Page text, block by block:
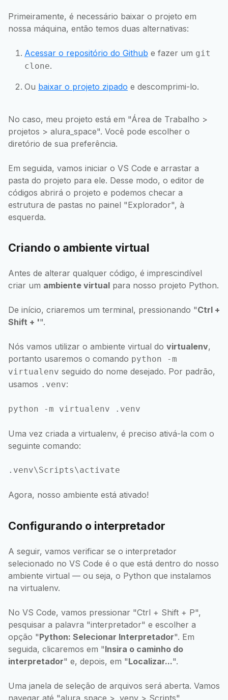
Primeiramente, é necessário baixar o projeto em
nossa máquina, então temos duas alternativas:
Acessar o repositório do Github e fazer um git
clone.
Ou baixar o projeto zipado e descomprimi-lo.
No caso, meu projeto está em "Área de Trabalho >
projetos > alura_space". Você pode escolher o
diretório de sua preferência.
Em seguida, vamos iniciar o VS Code e arrastar a
pasta do projeto para ele. Desse modo, o editor de
códigos abrirá o projeto e podemos checar a
estrutura de pastas no painel "Explorador", à
esquerda.
Criando o ambiente virtual
Antes de alterar qualquer código, é imprescindível
criar um ambiente virtual para nosso projeto Python.
De início, criaremos um terminal, pressionando "Ctrl +
Shift + '".
Nós vamos utilizar o ambiente virtual do virtualenv,
portanto usaremos o comando python -m
virtualenv seguido do nome desejado. Por padrão,
usamos .venv:
python -m virtualenv .venv
Uma vez criada a virtualenv, é preciso ativá-la com o
seguinte comando:
.venv\Scripts\activate
Agora, nosso ambiente está ativado!
Configurando o interpretador
A seguir, vamos verificar se o interpretador
selecionado no VS Code é o que está dentro do nosso
ambiente virtual — ou seja, o Python que instalamos
na virtualenv.
No VS Code, vamos pressionar "Ctrl + Shift + P",
pesquisar a palavra "interpretador" e escolher a
opção "Python: Selecionar Interpretador". Em
seguida, clicaremos em "Insira o caminho do
interpretador" e, depois, em "Localizar...".
Uma janela de seleção de arquivos será aberta. Vamos